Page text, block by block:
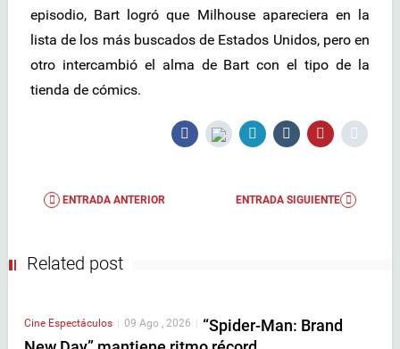
episodio, Bart logró que Milhouse apareciera en la
lista de los más buscados de Estados Unidos, pero en
otro intercambió el alma de Bart con el tipo de la
tienda de cómics.
ENTRADA ANTERIOR ENTRADA SIGUIENTE
Related post
Cine Espectáculos 09 Ago , 2026
“Spider-Man: Brand